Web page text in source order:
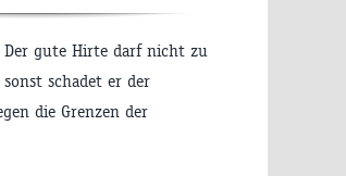
gute Hirte darf nicht zu
schadet er der
die Grenzen der